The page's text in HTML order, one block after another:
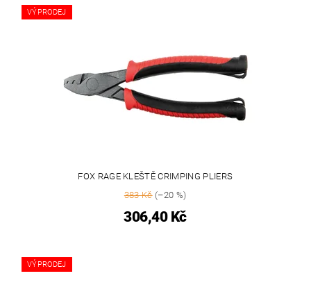
VÝPRODEJ
FOX RAGE KLEŠTĚ CRIMPING PLIERS
383 Kč(–20 %)
306,40 Kč
VÝPRODEJ